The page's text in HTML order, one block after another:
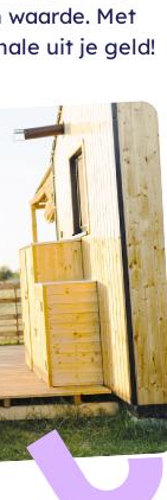
Met
uit je geld!